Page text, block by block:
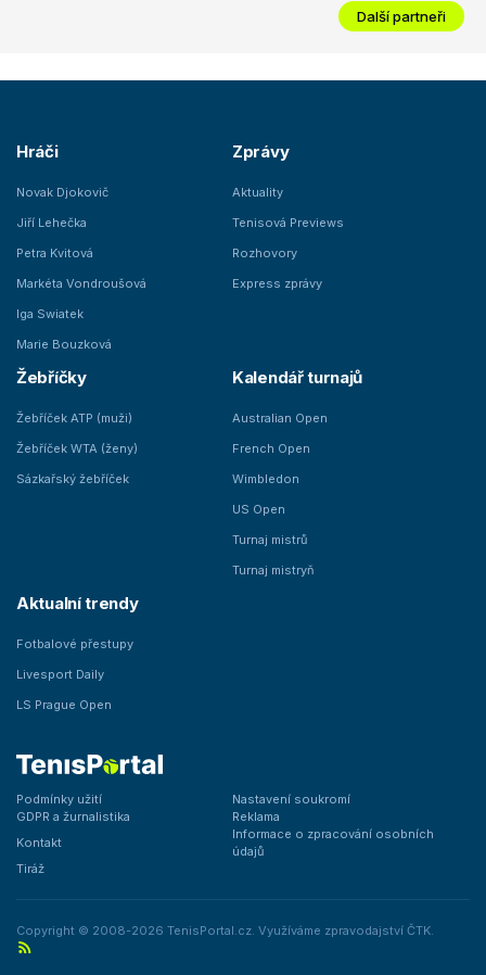
Další partneři
Hráči
Novak Djokovič
Jiří Lehečka
Petra Kvitová
Markéta Vondroušová
Iga Swiatek
Marie Bouzková
Zprávy
Aktuality
Tenisová Previews
Rozhovory
Express zprávy
Žebříčky
Žebříček ATP (muži)
Žebříček WTA (ženy)
Sázkařský žebříček
Kalendář turnajů
Australian Open
French Open
Wimbledon
US Open
Turnaj mistrů
Turnaj mistryň
Aktualní trendy
Fotbalové přestupy
Livesport Daily
LS Prague Open
Podmínky užití
Nastavení soukromí
GDPR a žurnalistika
Reklama
Kontakt
Informace o zpracování osobních
údajů
Tiráž
Copyright © 2008-2026 TenisPortal.cz. Využíváme zpravodajství ČTK.